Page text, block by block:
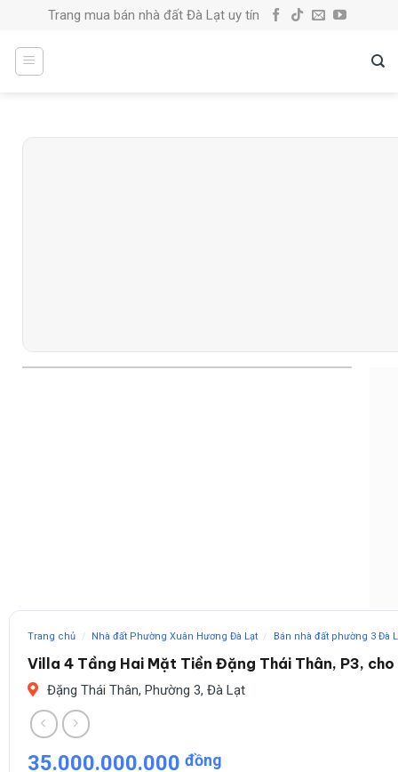
content
Trang mua bán nhà đất Đà Lạt uy tín
Trang chủ / Nhà đất Phường Xuân Hương Đà Lạt / Bán nhà đất phường 3 Đà
Villa 4 Tầng Hai Mặt Tiền Đặng Thái Thân, P3,
Đặng Thái Thân, Phường 3, Đà Lạt
35.000.000.000 đồng